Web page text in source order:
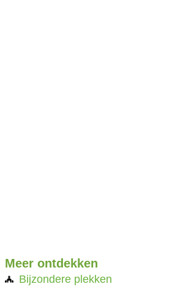
Meer ontdekken
Bijzondere plekken